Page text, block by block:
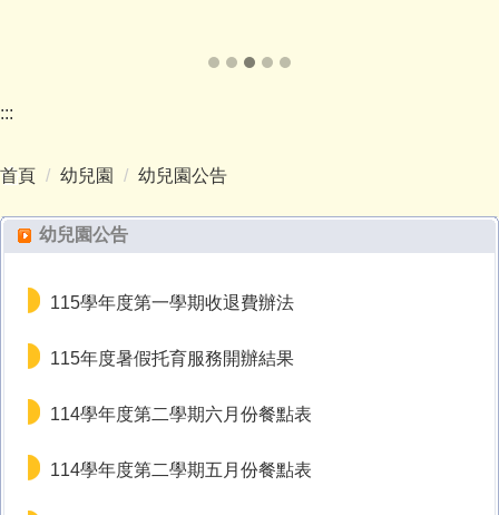
:::
首頁 幼兒園 幼兒園公告
幼兒園公告
115學年度第一學期收退費辦法
115年度暑假托育服務開辦結果
114學年度第二學期六月份餐點表
114學年度第二學期五月份餐點表